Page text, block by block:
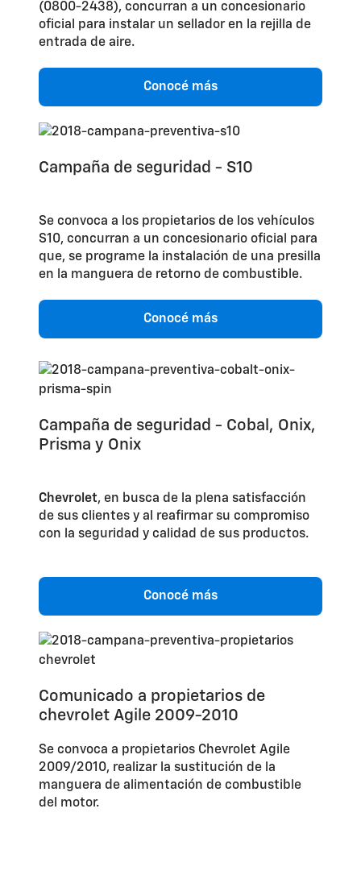
(0800-2438), concurran a un concesionario
oficial para instalar un sellador en la rejilla de
entrada de aire.
Conocé más
Campaña de seguridad - S10
Se convoca a los propietarios de los vehículos
S10, concurran a un concesionario oficial para
que, se programe la instalación de una presilla
en la manguera de retorno de combustible.
Conocé más
Campaña de seguridad - Cobal, Onix,
Prisma y Onix
Chevrolet, en busca de la plena satisfacción
de sus clientes y al reafirmar su compromiso
con la seguridad y calidad de sus productos.
Conocé más
Comunicado a propietarios de
chevrolet Agile 2009-2010
Se convoca a propietarios Chevrolet Agile
2009/2010, realizar la sustitución de la
manguera de alimentación de combustible
del motor.